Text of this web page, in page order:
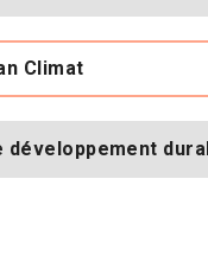
Climat
développement